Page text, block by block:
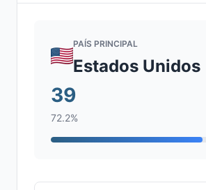
PAÍS PRINCIPAL
Estados Unidos
39
72.2%